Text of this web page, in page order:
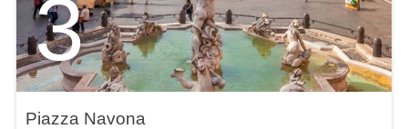
3
Piazza Navona